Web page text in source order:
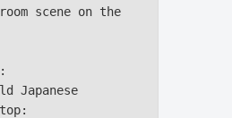
scene on the
Japanese